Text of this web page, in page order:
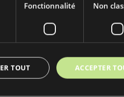
et tcr.
chez Mercerie en ligne!
Fonctionnalité Non
ACCEPTER
TOUT